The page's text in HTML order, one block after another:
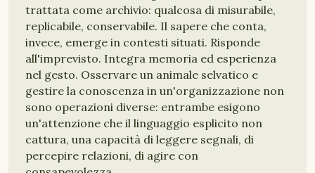
trattata come archivio: qualcosa di misurabile,
replicabile, conservabile. Il sapere che conta,
invece, emerge in contesti situati. Risponde
all'imprevisto. Integra memoria ed esperienza
nel gesto. Osservare un animale selvatico e
gestire la conoscenza in un'organizzazione non
sono operazioni diverse: entrambe esigono
un'attenzione che il linguaggio esplicito non
cattura, una capacità di leggere segnali, di
percepire relazioni, di agire con